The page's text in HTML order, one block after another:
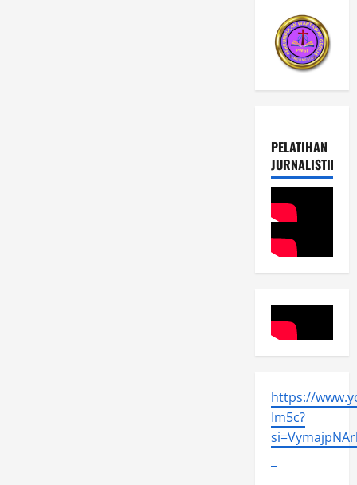
PELATIHAN
JURNALISTIK
https://
Im5c?